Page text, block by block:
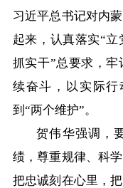
习近平总书记对内
起来，认真落实“
抓实干”总要求，
续奋斗，以实际
到“两个维护”。
贺伟华强调，
绩，尊重规律、科
把忠诚刻在心里，